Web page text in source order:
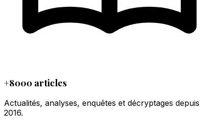
+8000 articles
Actualités, analyses, enquêtes et décryptages depuis
2016.